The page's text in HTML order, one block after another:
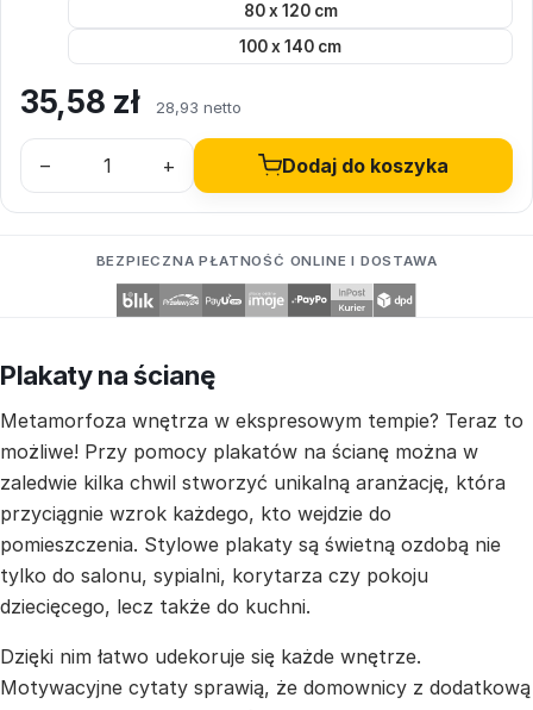
80 x 120 cm
100 x 140 cm
35,58 zł 28,93 netto
– + Dodaj do koszyka
BEZPIECZNA PŁATNOŚĆ ONLINE I DOSTAWA
Plakaty na ścianę
Metamorfoza wnętrza w ekspresowym tempie? Teraz to
możliwe! Przy pomocy plakatów na ścianę można w
zaledwie kilka chwil stworzyć unikalną aranżację, która
przyciągnie wzrok każdego, kto wejdzie do
pomieszczenia. Stylowe plakaty są świetną ozdobą nie
tylko do salonu, sypialni, korytarza czy pokoju
dziecięcego, lecz także do kuchni.
Dzięki nim łatwo udekoruje się każde wnętrze.
Motywacyjne cytaty sprawią, że domownicy z dodatkową